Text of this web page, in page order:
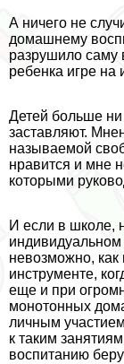
А ничего не
домашнему
разрушило саму
ребенка игре на
Детей больше ни
заставляют.
называемой
нравится и мне
которыми
И если в школе,
индивидуальном
невозможно, как
инструменте,
еще и при
монотонных
личным
к таким
воспитанию